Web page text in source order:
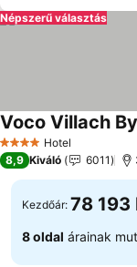
Népszerű választás
4 KategóriaHotel
Voco Villach
8,9 Kiváló 6011
Kezdőár: 78 193
8 oldal árainak